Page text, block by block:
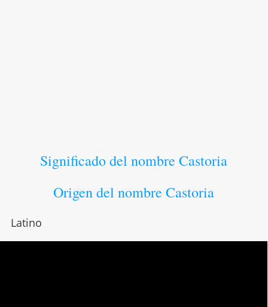
Significado del nombre Castoria
Origen del nombre Castoria
Latino